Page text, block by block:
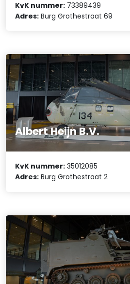
KvK nummer: 73389439
Adres: Burg Grothestraat 69
Albert Heijn B.V.
KvK nummer: 35012085
Adres: Burg Grothestraat 2